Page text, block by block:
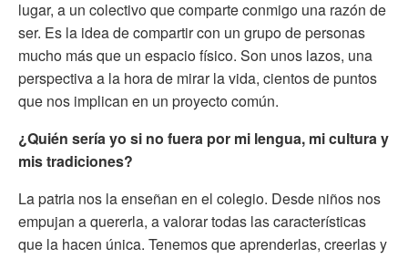
lugar, a un colectivo que comparte conmigo una razón de
ser. Es la idea de compartir con un grupo de personas
mucho más que un espacio físico. Son unos lazos, una
perspectiva a la hora de mirar la vida, cientos de puntos
que nos implican en un proyecto común.
¿Quién sería yo si no fuera por mi lengua, mi cultura y
mis tradiciones?
La patria nos la enseñan en el colegio. Desde niños nos
empujan a quererla, a valorar todas las características
que la hacen única. Tenemos que aprenderlas, creerlas y